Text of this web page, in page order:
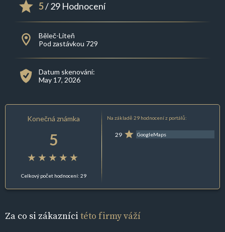
5/ 29 Hodnocení
Běleč-Liteň
Pod zastávkou 729
Datum skenování:
May 17, 2026
Konečná známka
5
Celkový počet hodnocení: 29
Na základě 29 hodnocení z portálů:
29 GoogleMaps
Za co si zákazníci této firmy váží